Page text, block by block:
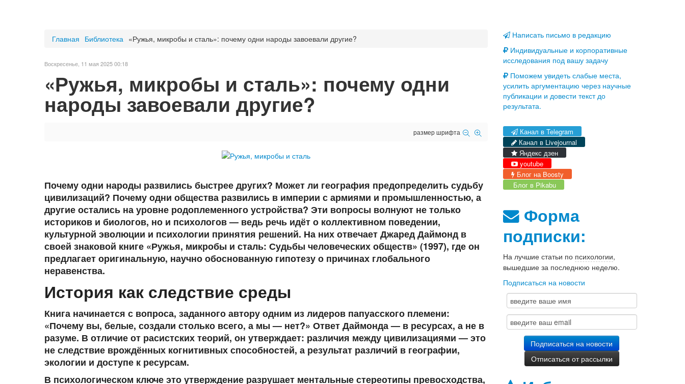
Главная Библиотека «Ружья, микробы и сталь»: почему одни народы завоевали другие?
Воскресенье, 11 мая 2025 00:18
«Ружья, микробы и сталь»: почему одни
народы завоевали другие?
размер шрифта
Почему одни народы развились быстрее других? Может ли география предопределить судьбу
цивилизаций? Почему одни общества развились в империи с армиями и промышленностью, а
другие остались на уровне родоплеменного устройства? Эти вопросы волнуют не только
историков и биологов, но и психологов — ведь речь идёт о коллективном поведении,
культурной эволюции и психологии принятия решений. На них отвечает Джаред Даймонд в
своей знаковой книге «Ружья, микробы и сталь: Судьбы человеческих обществ» (1997), где он
предлагает оригинальную, научно обоснованную гипотезу о причинах глобального
неравенства.
История как следствие среды
Книга начинается с вопроса, заданного автору одним из лидеров папуасского племени:
«Почему вы, белые, создали столько всего, а мы — нет?» Ответ Даймонда — в ресурсах, а не в
разуме. В отличие от расистских теорий, он утверждает: различия между цивилизациями — это
не следствие врождённых когнитивных способностей, а результат различий в географии,
экологии и доступе к ресурсам.
В психологическом ключе это утверждение разрушает ментальные стереотипы превосходства,
Написать письмо в редакцию
Индивидуальные и корпоративные
исследования под вашу задачу
Поможем увидеть слабые места,
усилить аргументацию через научные
публикации и довести текст до
результата.
Канал в Telegram
Канал в Livejournal
Яндекс дзен
youtube
Блог на Boosty
Блог в Pikabu
Форма
подписки:
На лучшие статьи по психологии,
вышедшие за последнюю неделю.
Подписаться на новости